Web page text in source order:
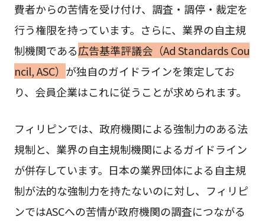
費者からの苦情を受け付け、調査・調停・裁定を
行う権限を持っています。さらに、業界の自主規
制機関である広告基準評議会（Ad Standards Cou
ncil, ASC） が独自のガイドラインを策定してお
り、会員企業はこれに従うことが求められます。
フィリピンでは、政府機関による強制力のある法
規制と、業界の自主規制機関によるガイドライン
が併存しています。日本の業界団体による自主規
制が法的な強制力を持たないのに対し、フィリピ
ンではASCへの苦情が政府機関の調査につながる